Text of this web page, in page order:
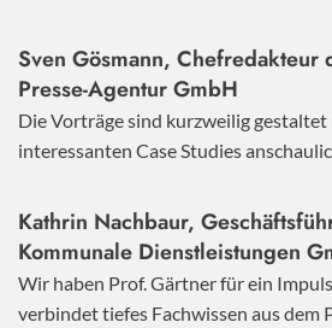
Sven Gösmann, Chefredakteur
Presse-Agentur GmbH
Die Vorträge sind kurzweilig
interessanten Case Studies
Kathrin Nachbaur,
Kommunale Dienstleistungen
Wir haben Prof. Gärtner für ein
verbindet tiefes Fachwissen aus dem